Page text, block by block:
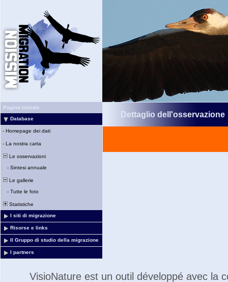
Pagina iniziale
Database
- Homepage dei dati
- La nostra carta
Le osservazioni
- Sintesi annuale
Le gallerie
- Tutte le foto
Statistiche
I siti di migrazione
Risorse e links
Il Gruppo di studio della migrazione
I partners
Dettaglio dell'osservazione
VisioNature est un outil développé avec la